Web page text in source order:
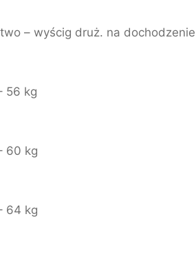
– wyścig druż. na dochodzenie
56 kg
60 kg
64 kg